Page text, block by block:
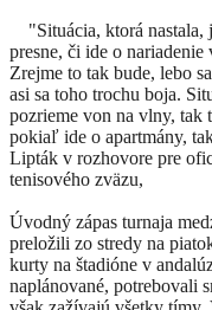
"Situácia, ktorá nastala,
presne, či ide o
Zrejme to tak bude, lebo
asi sa toho trochu boja.
pozrieme von na vlny, tak
pokiaľ ide o apartmány,
Lipták v rozhovore pre
tenisového zväzu,
Úvodný zápas turnaja
preložili zo stredy na
kurty na štadióne v
naplánované, potrebovali